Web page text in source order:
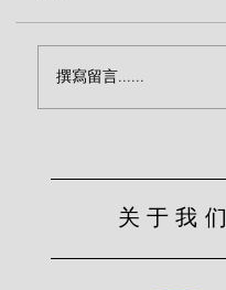
刻)
撰寫留言......
关于我们